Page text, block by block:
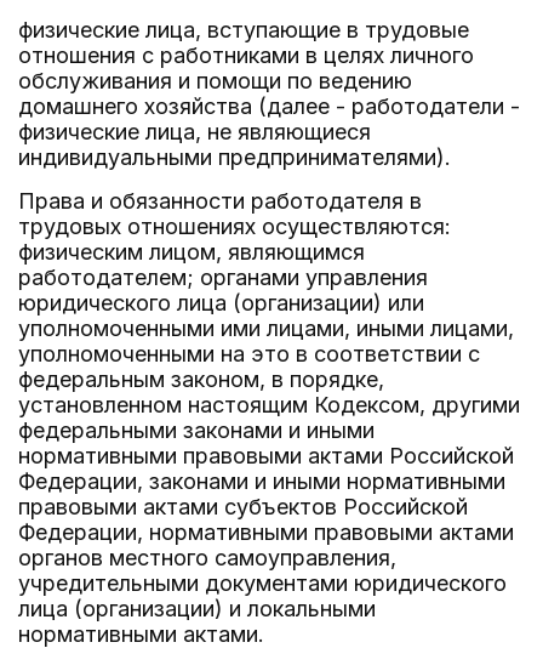
физические лица, вступающие в трудовые
отношения с работниками в целях личного
обслуживания и помощи по ведению
домашнего хозяйства (далее - работодатели -
физические лица, не являющиеся
индивидуальными предпринимателями).
Права и обязанности работодателя в
трудовых отношениях осуществляются:
физическим лицом, являющимся
работодателем; органами управления
юридического лица (организации) или
уполномоченными ими лицами, иными лицами,
уполномоченными на это в соответствии с
федеральным законом, в порядке,
установленном настоящим Кодексом, другими
федеральными законами и иными
нормативными правовыми актами Российской
Федерации, законами и иными нормативными
правовыми актами субъектов Российской
Федерации, нормативными правовыми актами
органов местного самоуправления,
учредительными документами юридического
лица (организации) и локальными
нормативными актами.